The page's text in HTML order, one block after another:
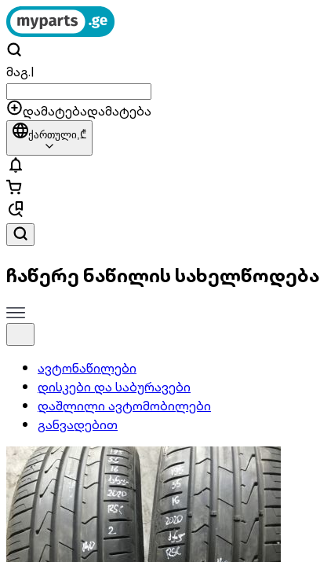
მაგ.|
დამატებადამატება
ქართული,₾
ჩაწერე ნაწილის სახელწოდება
ავტონაწილები
დისკები და საბურავები
დაშლილი ავტომობილები
განვადებით